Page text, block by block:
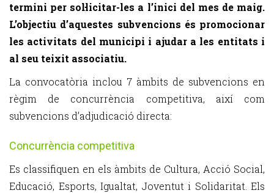
termini per sol·licitar-les a l’inici del mes de maig.
L’objectiu d’aquestes subvencions és promocionar
les activitats del municipi i ajudar a les entitats i
al seu teixit associatiu.
La convocatòria inclou 7 àmbits de subvencions en
règim de concurrència competitiva, així com
subvencions d’adjudicació directa:
Concurrència competitiva
Es classifiquen en els àmbits de Cultura, Acció Social,
Educació, Esports, Igualtat, Joventut i Solidaritat. Els